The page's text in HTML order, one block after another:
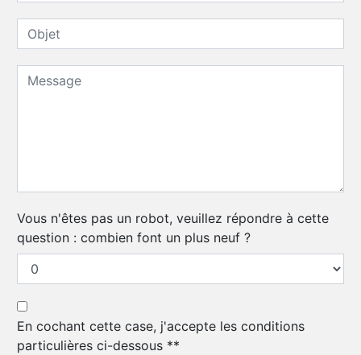
Vous n'êtes pas un robot, veuillez répondre à cette
question : combien font un plus neuf ?
En cochant cette case, j'accepte les conditions
particulières ci-dessous **